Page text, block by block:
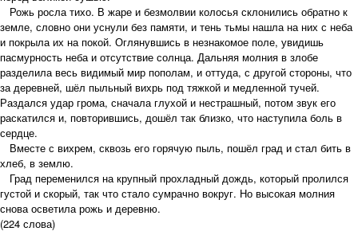
Рожь росла тихо. В жаре и безмолвии колосья склонились обратно к
земле, словно они уснули без памяти, и тень тьмы нашла на них с неба
и покрыла их на покой. Оглянувшись в незнакомое поле, увидишь
пасмурность неба и отсутствие солнца. Дальняя молния в злобе
разделила весь видимый мир пополам, и оттуда, с другой стороны, что
за деревней, шёл пыльный вихрь под тяжкой и медленной тучей.
Раздался удар грома, сначала глухой и нестрашный, потом звук его
раскатился и, повторившись, дошёл так близко, что наступила боль в
сердце.
Вместе с вихрем, сквозь его горячую пыль, пошёл град и стал бить в
хлеб, в землю.
Град переменился на крупный прохладный дождь, который пролился
густой и скорый, так что стало сумрачно вокруг. Но высокая молния
снова осветила рожь и деревню.
(224 слова)